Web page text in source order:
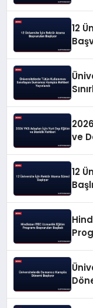
12
ve
12